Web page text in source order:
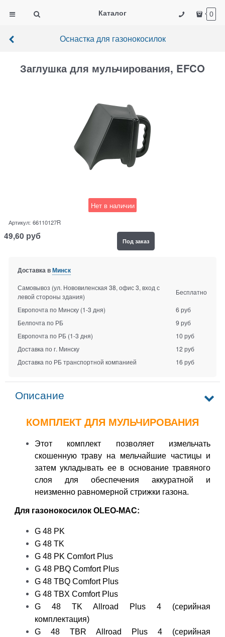
Каталог 0
Оснастка для газонокосилок
Заглушка для мульчирования, EFCO
Нет в наличии
Артикул: 66110127R
49,60 руб Под заказ
Доставка вМинск
Самовывоз (ул. Нововиленская 38, офис 3, вход с
левой стороны здания)
Бесплатно
Европочта по Минску (1-3 дня)
6 руб
Белпочта по РБ
9 руб
Европочта по РБ (1-3 дня)
10 руб
Доставка по г. Минску
12 руб
Доставка по РБ транспортной компанией
16 руб
Описание
КОМПЛЕКТ ДЛЯ МУЛЬЧИРОВАНИЯ
Этот комплект позволяет измельчать
скошенную траву на мельчайшие частицы и
затем укладывать ее в основание травяного
слоя для обеспечения аккуратной и
неизменно равномерной стрижки газона.
Для газонокосилок OLEO-MAC:
G 48 PK
G 48 TK
G 48 PK Comfort Plus
G 48 PBQ Comfort Plus
G 48 TBQ Comfort Plus
G 48 TBX Comfort Plus
G 48 TK Allroad Plus 4 (серийная
комплектация)
G 48 TBR Allroad Plus 4 (серийная